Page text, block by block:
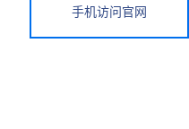
手机访问官网